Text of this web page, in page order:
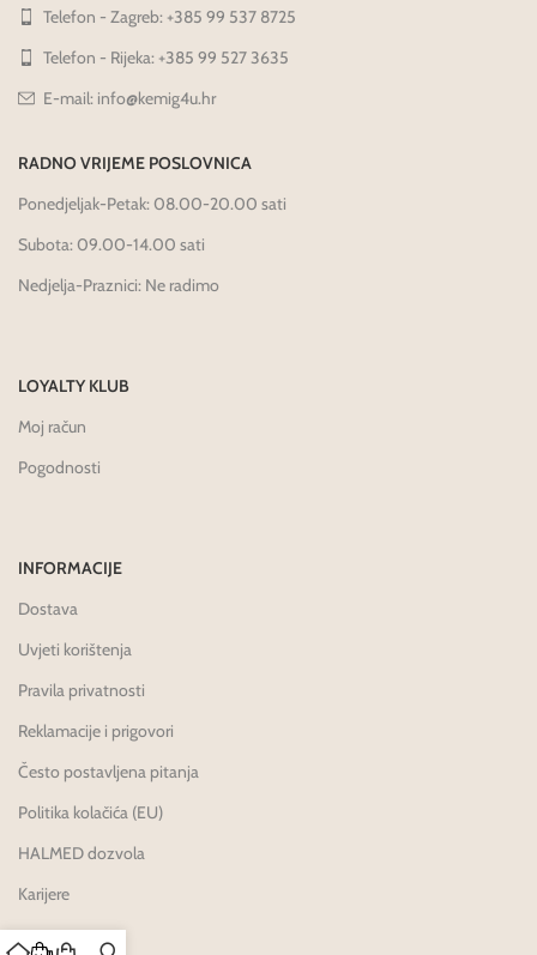
Telefon - Zagreb: +385 99 537 8725
Telefon - Rijeka: +385 99 527 3635
E-mail: info@kemig4u.hr
RADNO VRIJEME POSLOVNICA
Ponedjeljak-Petak: 08.00-20.00 sati
Subota: 09.00-14.00 sati
Nedjelja-Praznici: Ne radimo
LOYALTY KLUB
Moj račun
Pogodnosti
INFORMACIJE
Dostava
Uvjeti korištenja
Pravila privatnosti
Reklamacije i prigovori
Često postavljena pitanja
Politika kolačića (EU)
HALMED dozvola
Karijere